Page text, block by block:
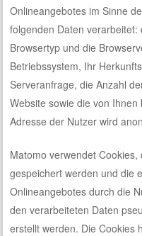
Onlineangebotes im Sinne
folgenden Daten
Browsertyp und die
Betriebssystem, Ihr
Serveranfrage, die Anzahl
Website sowie die von
Adresse der Nutzer wird
Matomo verwendet
gespeichert werden und die
Onlineangebotes durch die
den verarbeiteten Daten
erstellt werden. Die Cookies